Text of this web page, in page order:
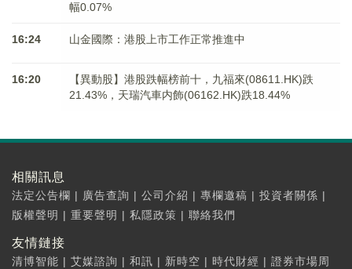
幅0.07%
16:24 山金國際：港股上市工作正常推進中
16:20
【異動股】港股跌幅榜前十，九福來(08611.HK)跌
21.43%，天瑞汽車内飾(06162.HK)跌18.44%
相關訊息
法定公告欄 | 廣告查詢 | 公司介紹 | 專欄邀稿 | 投資者關係 |
版權聲明 | 重要聲明 | 私隱政策 | 聯絡我們
友情鏈接
清博智能 | 艾媒諮詢 | 和訊 | 新時空 | 時代財經 | 證券市場周